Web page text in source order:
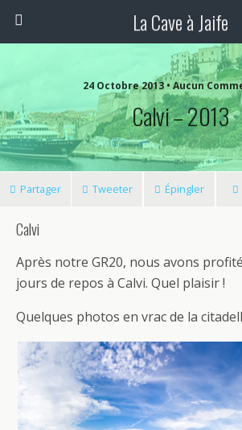
La Cave à Jaife
24 Octobre 2013 • Aucun
Calvi – 2013
Partager Tweeter Épingler
Calvi
Après notre GR20, nous avons
jours de repos à Calvi. Quel plaisir !
Quelques photos en vrac de la